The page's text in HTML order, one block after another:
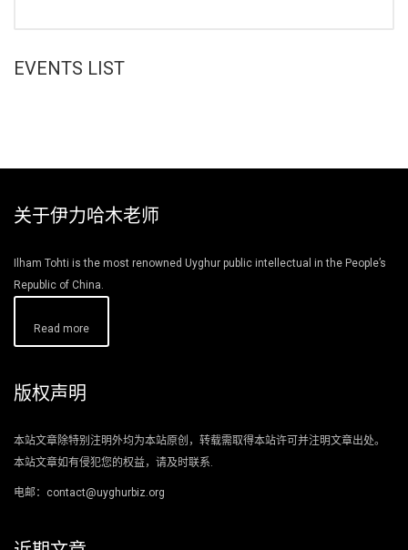
EVENTS LIST
关于伊力哈木老师
Ilham Tohti is the most renowned Uyghur public intellectual in the People’s
Republic of China.
Read more
版权声明
本站文章除特别注明外均为本站原创，转载需取得本站许可并注明文章出处。
本站文章如有侵犯您的权益，请及时联系.
电邮：contact@uyghurbiz.org